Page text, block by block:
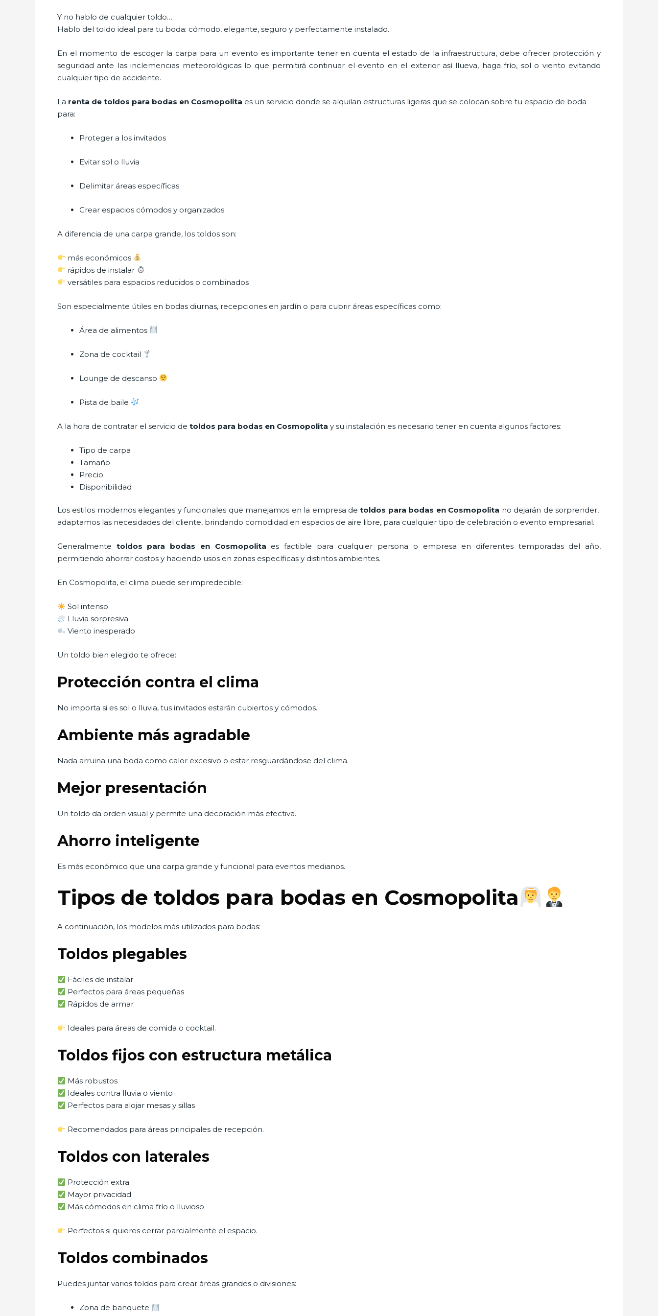
Y no hablo de cualquier toldo…
Hablo del toldo ideal para tu boda: cómodo, elegante, seguro y perfectamente instalado.
En el momento de escoger la carpa para un evento es importante tener en cuenta el estado de la infraestructura, debe ofrecer protección y
seguridad ante las inclemencias meteorológicas lo que permitirá continuar el evento en el exterior así llueva, haga frío, sol o viento evitando
cualquier tipo de accidente.
La renta de toldos para bodas en Cosmopolita es un servicio donde se alquilan estructuras ligeras que se colocan sobre tu espacio de boda
para:
Proteger a los invitados
Evitar sol o lluvia
Delimitar áreas específicas
Crear espacios cómodos y organizados
A diferencia de una carpa grande, los toldos son:
más económicos
rápidos de instalar
versátiles para espacios reducidos o combinados
Son especialmente útiles en bodas diurnas, recepciones en jardín o para cubrir áreas específicas como:
Área de alimentos
Zona de cocktail
Lounge de descanso
Pista de baile
A la hora de contratar el servicio de toldos para bodas en Cosmopolita y su instalación es necesario tener en cuenta algunos factores:
Tipo de carpa
Tamaño
Precio
Disponibilidad
Los estilos modernos elegantes y funcionales que manejamos en la empresa detoldos para bodas en Cosmopolita no dejarán de sorprender,
adaptamos las necesidades del cliente, brindando comodidad en espacios de aire libre, para cualquier tipo de celebración o evento empresarial.
Generalmente toldos para bodas en Cosmopolita es factible para cualquier persona o empresa en diferentes temporadas del año,
permitiendo ahorrar costos y haciendo usos en zonas específicas y distintos ambientes.
En Cosmopolita, el clima puede ser impredecible:
Sol intenso
Lluvia sorpresiva
Viento inesperado
Un toldo bien elegido te ofrece:
Protección contra el clima
No importa si es sol o lluvia, tus invitados estarán cubiertos y cómodos.
Ambiente más agradable
Nada arruina una boda como calor excesivo o estar resguardándose del clima.
Mejor presentación
Un toldo da orden visual y permite una decoración más efectiva.
Ahorro inteligente
Es más económico que una carpa grande y funcional para eventos medianos.
Tipos de toldos para bodas en Cosmopolita
A continuación, los modelos más utilizados para bodas:
Toldos plegables
Fáciles de instalar
Perfectos para áreas pequeñas
Rápidos de armar
Ideales para áreas de comida o cocktail.
Toldos fijos con estructura metálica
Más robustos
Ideales contra lluvia o viento
Perfectos para alojar mesas y sillas
Recomendados para áreas principales de recepción.
Toldos con laterales
Protección extra
Mayor privacidad
Más cómodos en clima frío o lluvioso
Perfectos si quieres cerrar parcialmente el espacio.
Toldos combinados
Puedes juntar varios toldos para crear áreas grandes o divisiones:
Zona de banquete